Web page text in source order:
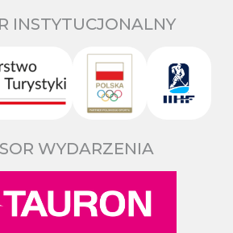
INSTYTUCJONALNY
WYDARZENIA